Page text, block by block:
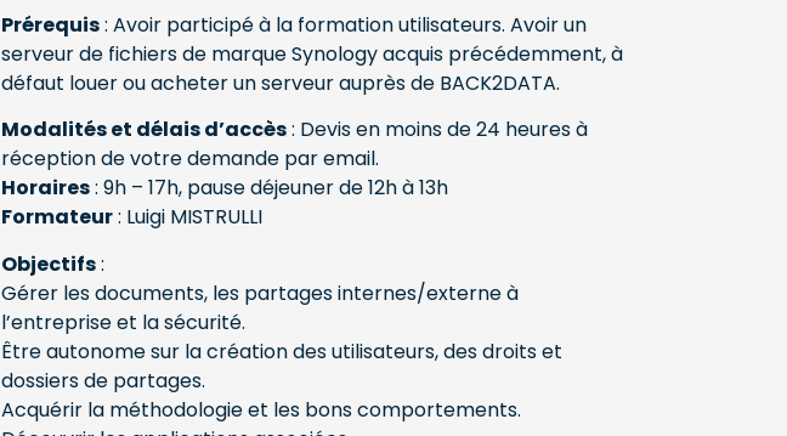
Prérequis: Avoir participé à la formation utilisateurs. Avoir un
serveur de fichiers de marque Synology acquis précédemment, à
défaut louer ou acheter un serveur auprès de BACK2DATA.
Modalités et délais d’accès: Devis en moins de 24 heures à
réception de votre demande par email.
Horaires: 9h – 17h, pause déjeuner de 12h à 13h
Formateur: Luigi MISTRULLI
Objectifs:
Gérer les documents, les partages internes/externe à
l’entreprise et la sécurité.
Être autonome sur la création des utilisateurs, des droits et
dossiers de partages.
Acquérir la méthodologie et les bons comportements.